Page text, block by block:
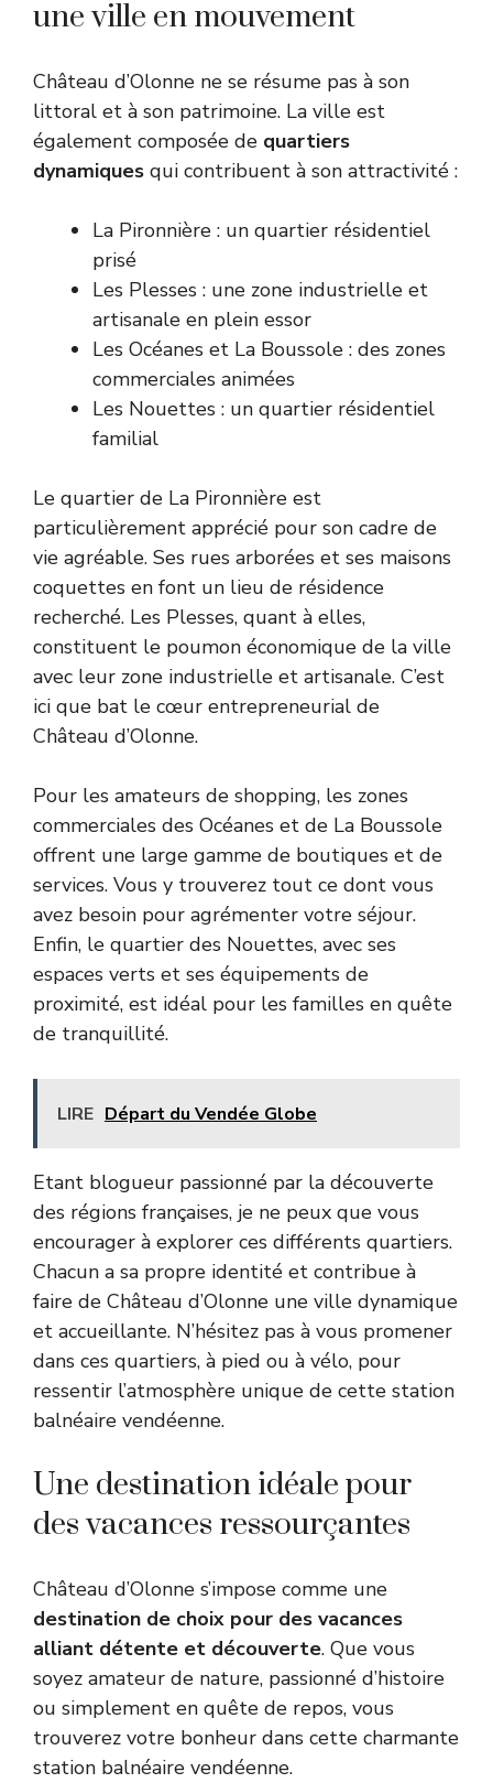
une ville en mouvement
Château d’Olonne ne se résume pas à son
littoral et à son patrimoine. La ville est
également composée de quartiers
dynamiques qui contribuent à son attractivité :
La Pironnière : un quartier résidentiel
prisé
Les Plesses : une zone industrielle et
artisanale en plein essor
Les Océanes et La Boussole : des zones
commerciales animées
Les Nouettes : un quartier résidentiel
familial
Le quartier de La Pironnière est
particulièrement apprécié pour son cadre de
vie agréable. Ses rues arborées et ses maisons
coquettes en font un lieu de résidence
recherché. Les Plesses, quant à elles,
constituent le poumon économique de la ville
avec leur zone industrielle et artisanale. C’est
ici que bat le cœur entrepreneurial de
Château d’Olonne.
Pour les amateurs de shopping, les zones
commerciales des Océanes et de La Boussole
offrent une large gamme de boutiques et de
services. Vous y trouverez tout ce dont vous
avez besoin pour agrémenter votre séjour.
Enfin, le quartier des Nouettes, avec ses
espaces verts et ses équipements de
proximité, est idéal pour les familles en quête
de tranquillité.
LIRE Départ du Vendée Globe
Etant blogueur passionné par la découverte
des régions françaises, je ne peux que vous
encourager à explorer ces différents quartiers.
Chacun a sa propre identité et contribue à
faire de Château d’Olonne une ville dynamique
et accueillante. N’hésitez pas à vous promener
dans ces quartiers, à pied ou à vélo, pour
ressentir l’atmosphère unique de cette station
balnéaire vendéenne.
Une destination idéale pour
des vacances ressourçantes
Château d’Olonne s’impose comme une
destination de choix pour des vacances
alliant détente et découverte. Que vous
soyez amateur de nature, passionné d’histoire
ou simplement en quête de repos, vous
trouverez votre bonheur dans cette charmante
station balnéaire vendéenne.